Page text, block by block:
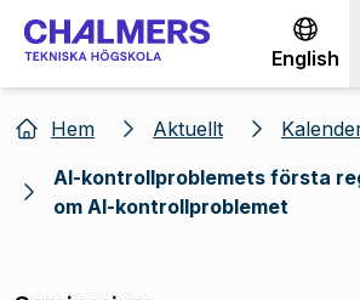
Gå till innehållet
English
Hem Aktuellt
AI-kontrollproblemets första
om AI-kontrollproblemet